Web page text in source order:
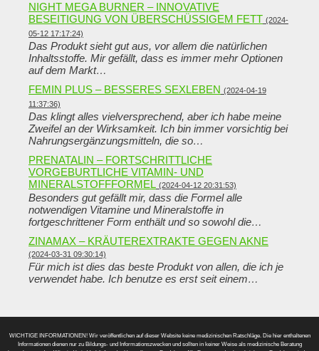
NIGHT MEGA BURNER – INNOVATIVE
BESEITIGUNG VON ÜBERSCHÜSSIGEM FETT (2024-
05-12 17:17:24)
Das Produkt sieht gut aus, vor allem die natürlichen
Inhaltsstoffe. Mir gefällt, dass es immer mehr Optionen
auf dem Markt…
FEMIN PLUS – BESSERES SEXLEBEN (2024-04-19
11:37:36)
Das klingt alles vielversprechend, aber ich habe meine
Zweifel an der Wirksamkeit. Ich bin immer vorsichtig bei
Nahrungsergänzungsmitteln, die so…
PRENATALIN – FORTSCHRITTLICHE
VORGEBURTLICHE VITAMIN- UND
MINERALSTOFFFORMEL (2024-04-12 20:31:53)
Besonders gut gefällt mir, dass die Formel alle
notwendigen Vitamine und Mineralstoffe in
fortgeschrittener Form enthält und so sowohl die…
ZINAMAX – KRÄUTEREXTRAKTE GEGEN AKNE
(2024-03-31 09:30:14)
Für mich ist dies das beste Produkt von allen, die ich je
verwendet habe. Ich benutze es erst seit einem…
WICHTIGE INFORMATIONEN! Wir veröffentlichen auf dieser Website keine medizinischen Ratschläge. Die hier enthaltenen
Informationen dienen nur zu Bildungs- und Informationszwecken und sollten in keiner Weise als medizinische Beratung